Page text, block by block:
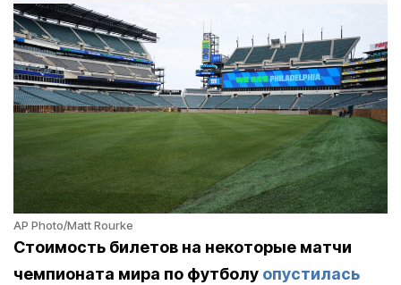
AP Photo/Matt Rourke
Стоимость билетов на некоторые матчи
чемпионата мира по футболу опустилась